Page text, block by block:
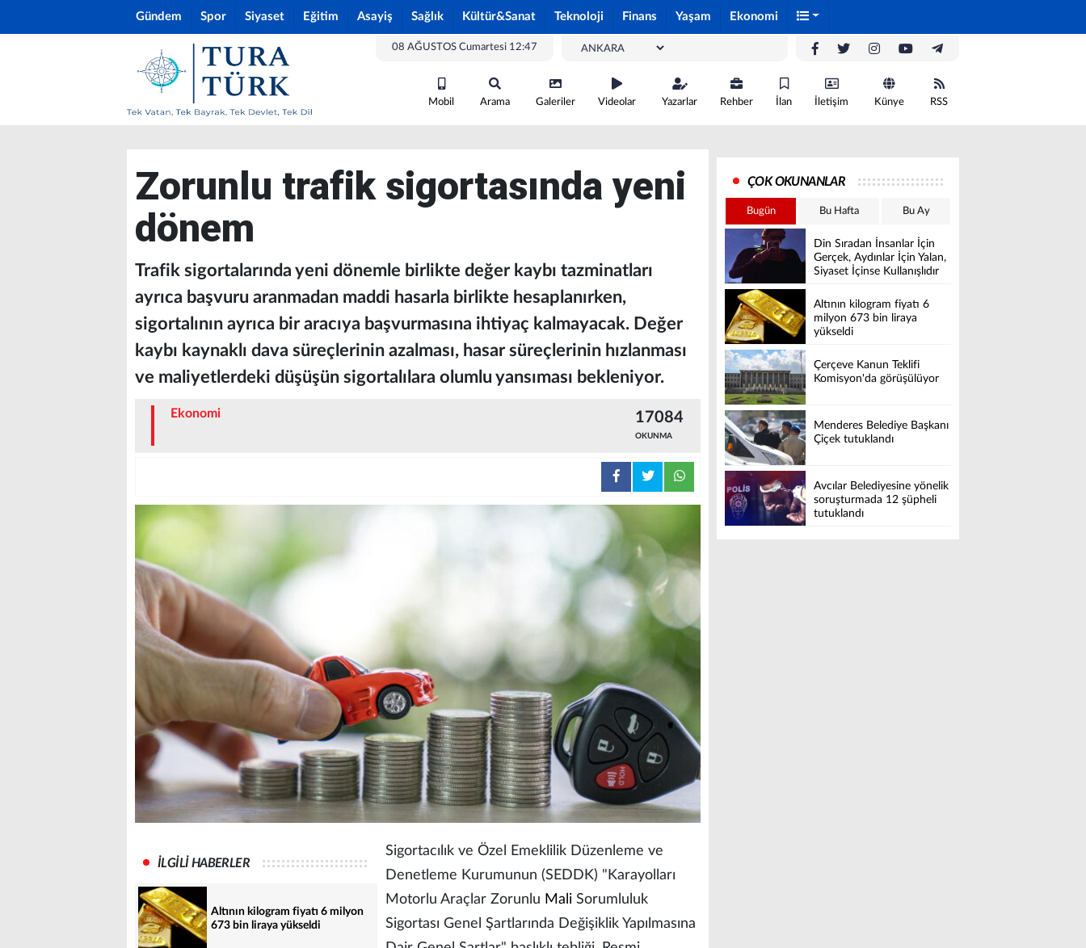
Gündem Spor Siyaset Eğitim Asayiş Sağlık Kültür&Sanat Teknoloji Finans Yaşam Ekonomi
08 AĞUSTOS Cumartesi 12:47
Mobil Arama Galeriler Videolar Yazarlar Rehber İlan İletişim Künye RSS
Zorunlu trafik sigortasında yeni
dönem
Trafik sigortalarında yeni dönemle birlikte değer kaybı tazminatları
ayrıca başvuru aranmadan maddi hasarla birlikte hesaplanırken,
sigortalının ayrıca bir aracıya başvurmasına ihtiyaç kalmayacak. Değer
kaybı kaynaklı dava süreçlerinin azalması, hasar süreçlerinin hızlanması
ve maliyetlerdeki düşüşün sigortalılara olumlu yansıması bekleniyor.
Ekonomi 17084
OKUNMA
İLGİLİ HABERLER
Altının kilogram fiyatı 6 milyon
673 bin liraya yükseldi
Sigortacılık ve Özel Emeklilik Düzenleme ve
Denetleme Kurumunun (SEDDK) "Karayolları
Motorlu Araçlar Zorunlu Mali Sorumluluk
Sigortası Genel Şartlarında Değişiklik Yapılmasına
ÇOK OKUNANLAR
Bugün Bu Hafta Bu Ay
Din Sıradan İnsanlar İçin
Gerçek, Aydınlar İçin Yalan,
Siyaset İçinse Kullanışlıdır
Altının kilogram fiyatı 6
milyon 673 bin liraya
yükseldi
Çerçeve Kanun Teklifi
Komisyon'da görüşülüyor
Menderes Belediye Başkanı
Çiçek tutuklandı
Avcılar Belediyesine yönelik
soruşturmada 12 şüpheli
tutuklandı